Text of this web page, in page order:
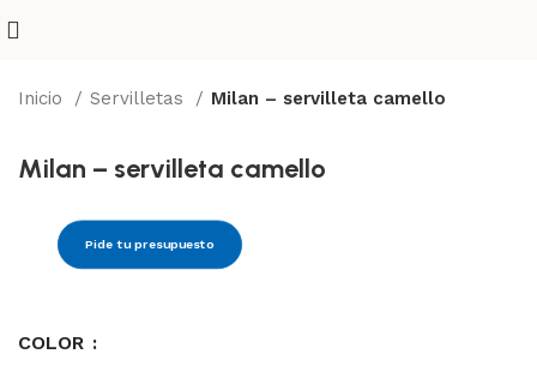
Inicio Servilletas Milan – servilleta camello
Milan – servilleta camello
Pide tu presupuesto
COLOR